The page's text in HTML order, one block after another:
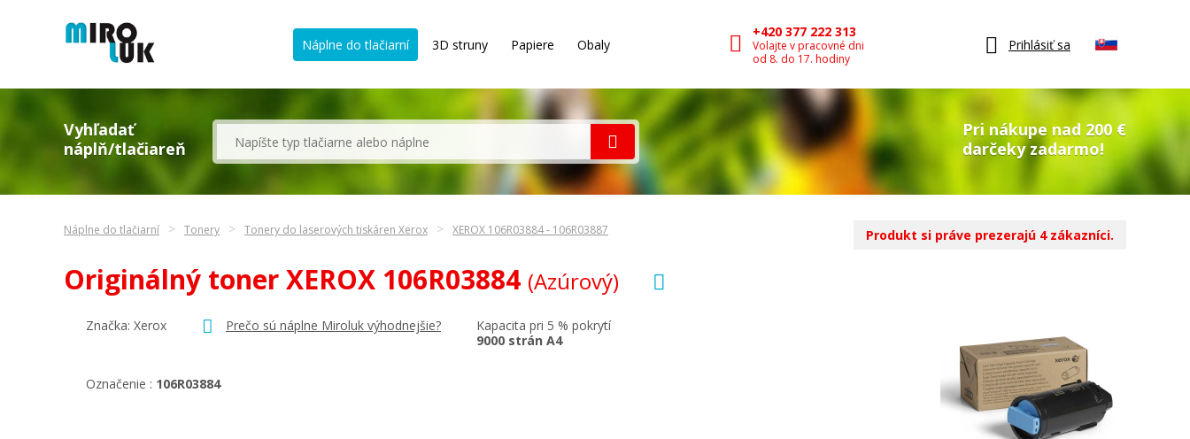
Náplne do tlačiarní 3D struny Papiere Obaly
+420 377 222 313
Volajte v pracovné dni
od 8. do 17. hodiny
Prihlásiť sa
Vyhľadať
náplň/tlačiareň
Pri nákupe nad 200 €
darčeky zadarmo!
Náplne do tlačiarní Tonery Tonery do laserových tiskáren Xerox XEROX 106R03884 - 106R03887
Originálný toner XEROX 106R03884 (Azúrový)
Značka: Xerox Prečo sú náplne Miroluk výhodnejšie?
Kapacita pri 5 % pokrytí
9000 strán A4
Označenie : 106R03884
Produkt si práve prezerajú 4 zákazníci.